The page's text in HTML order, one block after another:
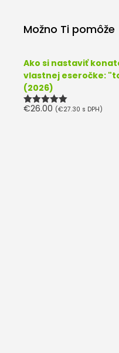
Možno Ti pomôže
Ako si nastaviť
vlastnej eseročke:
(2026)
Hodnotenie
€26.00 (€27.30 s DPH)